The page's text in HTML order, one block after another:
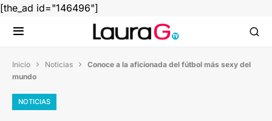
[the_ad id="146496"]
Inicio  Noticias  Conoce a la aficionada del fútbol más sexy del
mundo
NOTICIAS